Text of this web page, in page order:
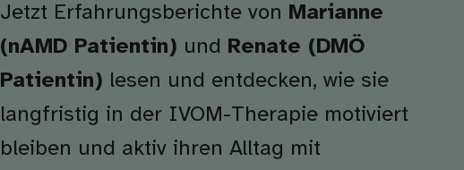
Jetzt Erfahrungsberichte von Marianne
(nAMD Patientin) und Renate (DMÖ
Patientin) lesen und entdecken, wie sie
langfristig in der IVOM-Therapie motiviert
bleiben und aktiv ihren Alltag mit